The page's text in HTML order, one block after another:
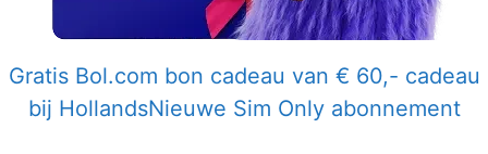
Gratis Bol.com bon cadeau van € 60,- cadeau
bij HollandsNieuwe Sim Only abonnement